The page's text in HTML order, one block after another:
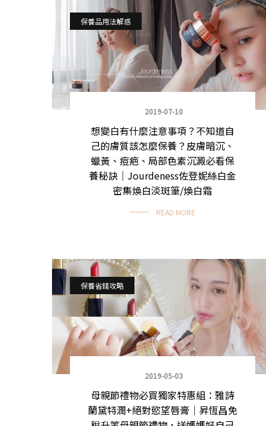
保養品用法解惑
2019-07-10
想變白有什麼注意事項？不知道自
己的膚質該怎麼保養？皮膚暗沉、
蠟黃、痘疤、局部色素沉澱必看保
養秘訣｜Jourdeness佐登妮絲白金
密集煥白淡斑筆/煥白霜
READ MORE
保養省錢攻略
2019-05-03
母親節禮物必買獨家特惠組：雅詩
蘭黛特潤+絕對慾望唇膏｜昇恆昌免